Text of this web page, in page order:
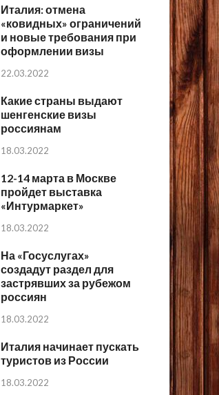
Италия: отмена
«ковидных» ограничений
и новые требования при
оформлении визы
22.03.2022
Какие страны выдают
шенгенские визы
россиянам
18.03.2022
12-14 марта в Москве
пройдет выставка
«Интурмаркет»
18.03.2022
На «Госуслугах»
создадут раздел для
застрявших за рубежом
россиян
18.03.2022
Италия начинает пускать
туристов из России
18.03.2022